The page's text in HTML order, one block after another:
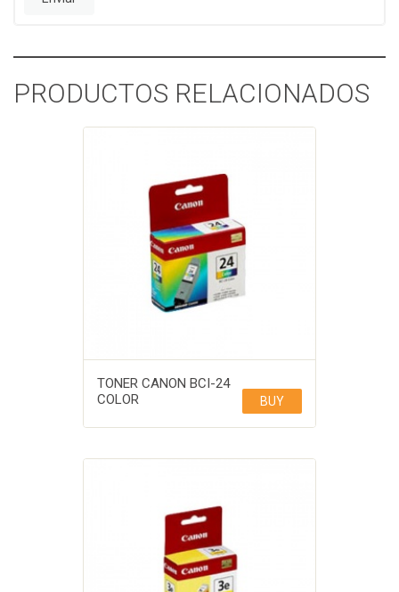
PRODUCTOS RELACIONADOS
TONER CANON BCI-24
COLOR
BUY